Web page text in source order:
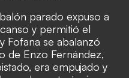
parado expuso a
y permitió el
Fofana se abalanzó
de Enzo Fernández,
era empujado y